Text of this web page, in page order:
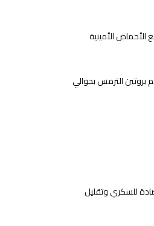
جميع الأحماض الأمينية
يستخدم بروتين الترمس بحوالي
للسكري وتقليل